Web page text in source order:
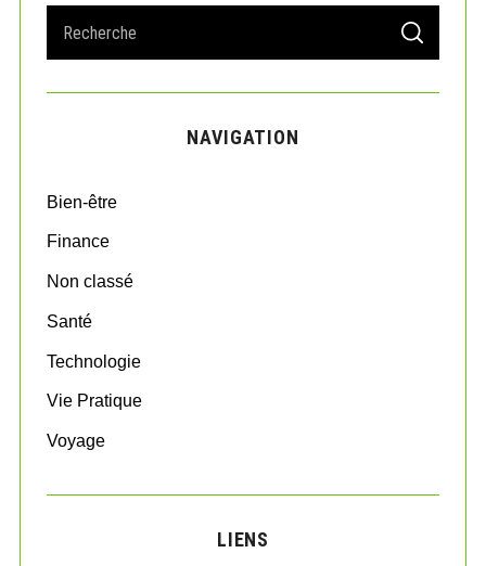
a
r
o
:
S
A
C
NAVIGATION
Bien-être
Finance
Non classé
Santé
Technologie
Vie Pratique
Voyage
LIENS